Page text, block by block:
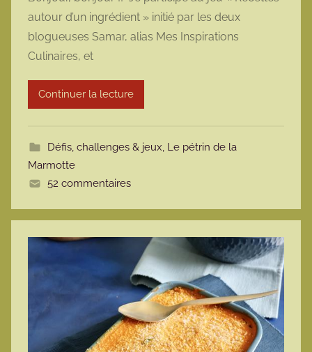
r
m
a
o
t
e
autour d’un ingrédient » initié par les deux
blogueuses Samar, alias Mes Inspirations
Culinaires, et
Continuer la lecture
Défis, challenges & jeux, Le pétrin de la
Marmotte
52 commentaires